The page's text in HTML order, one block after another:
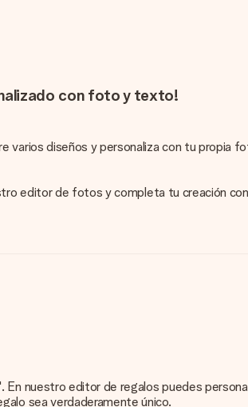
con foto y texto!
diseños y personaliza con tu propia
editor de fotos y completa tu creación
nuestro editor de regalos puedes
sea verdaderamente único.